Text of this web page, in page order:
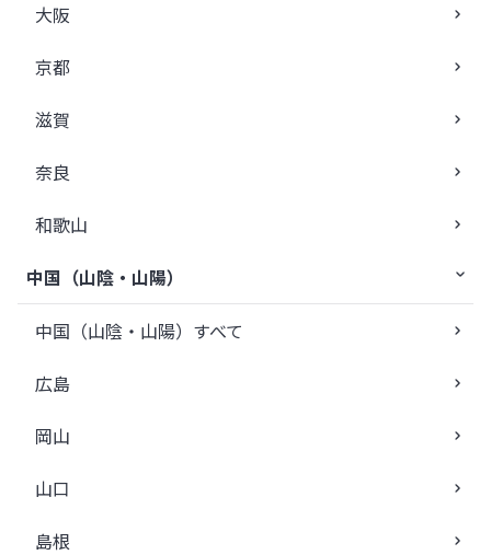
大阪
京都
滋賀
奈良
和歌山
中国（山陰・山陽）
中国（山陰・山陽）すべて
広島
岡山
山口
島根